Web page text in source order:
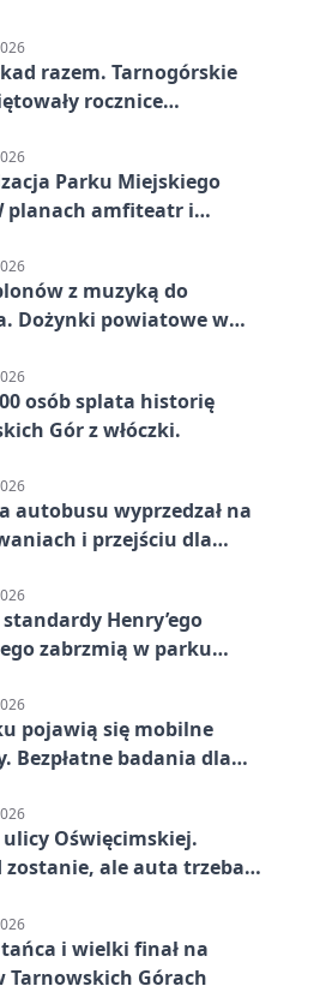
razem. Tarnogórskie
rocznice
Parku Miejskiego
planach amfiteatr i
z muzyką do
Dożynki powiatowe w
osób splata historię
Gór z włóczki.
autobusu wyprzedzał na
i przejściu dla
standardy Henry’ego
zabrzmią w parku
pojawią się mobilne
Bezpłatne badania dla
Oświęcimskiej.
zostanie, ale auta trzeba
i wielki finał na
Tarnowskich Górach